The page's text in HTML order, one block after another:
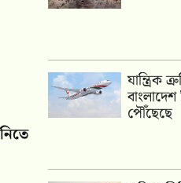
যান্ত্রিক
বাংলাদেশ
পৌঁছেছে